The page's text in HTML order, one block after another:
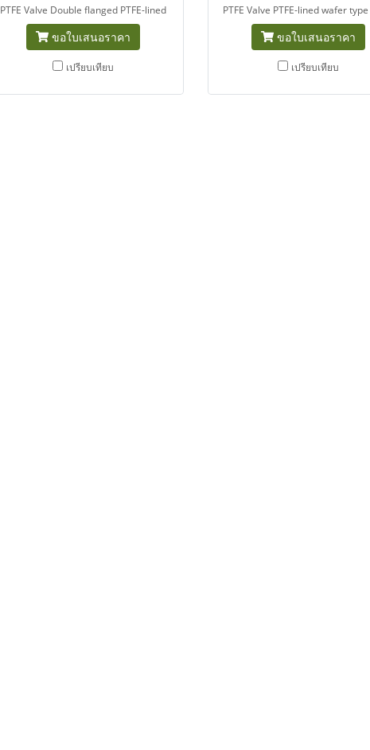
PTFE Valve Double flanged PTFE-lined
butterfly valve for Shut-off and Control
Services in the chemical industry.
ขอใบเสนอราคา
เปรียบเทียบ
PTFE Valve PTFE-lined wafer
for chemicals and high-
media.
ขอใบเสนอราคา
เปรียบเทียบ